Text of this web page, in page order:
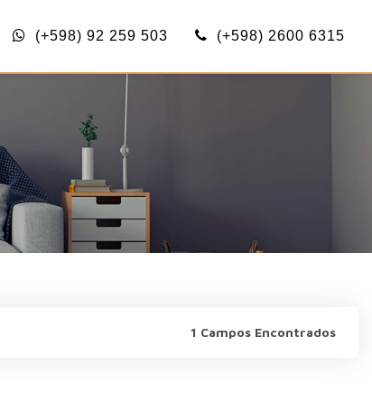
(+598) 92 259 503 (+598) 2600 6315
1 Campos Encontrados